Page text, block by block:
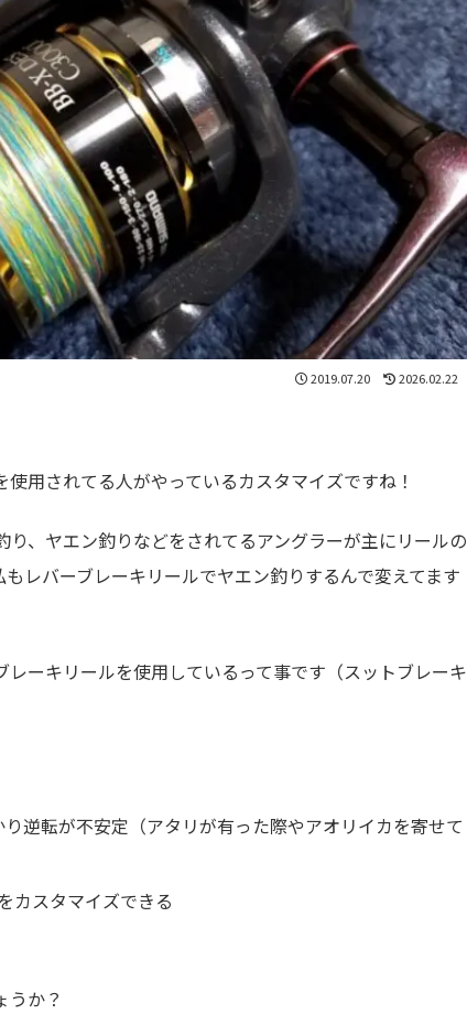
2019.07.20 2026.02.22
用されてる人がやっているカスタマイズですね！
、ヤエン釣りなどをされてるアングラーが主にリールの
レバーブレーキリールでヤエン釣りするんで変えてます
ーキリールを使用しているって事です（スットブレーキ
逆転が不安定（アタリが有った際やアオリイカを寄せて
カスタマイズできる
うか？